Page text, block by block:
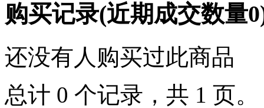
购买记录(近期成交数量0
还没有人购买过此商品
总计 0 个记录，共 1 页。